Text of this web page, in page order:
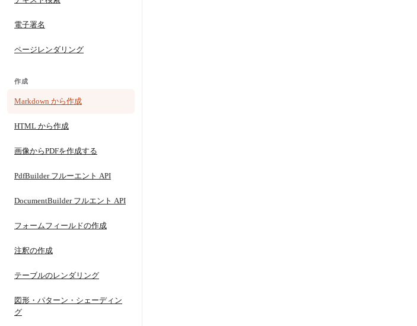
電子署名
ページレンダリング
作成
Markdown から作成
HTML から作成
画像からPDFを作成する
PdfBuilder フルーエント API
DocumentBuilder フルエント API
フォームフィールドの作成
注釈の作成
テーブルのレンダリング
図形・パターン・シェーディン
グ